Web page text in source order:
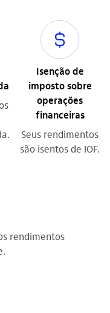
cifrao
Isenção de
imposto sobre
operações
financeiras
Seus rendimentos
são isentos de IOF.
rendimentos